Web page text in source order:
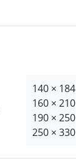
140 × 184
160 × 210
190 × 250
250 × 330